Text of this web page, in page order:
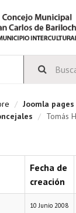
/ Joomla pages
/ Tomás
Fecha de
creación
10 Junio 2008